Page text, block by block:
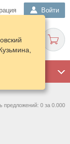
Войти
предложений: 0 за 0.000